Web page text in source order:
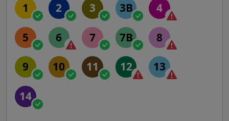
1 2 3 3B 4
5 6 7 7B 8
9 10 11 12 13
14